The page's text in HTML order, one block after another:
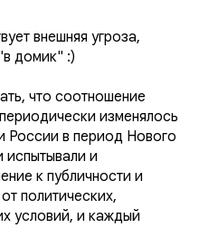
внешняя угроза,
домик" :)
что соотношение
изменялось
России в период Нового
и
к публичности и
политических,
условий, и каждый